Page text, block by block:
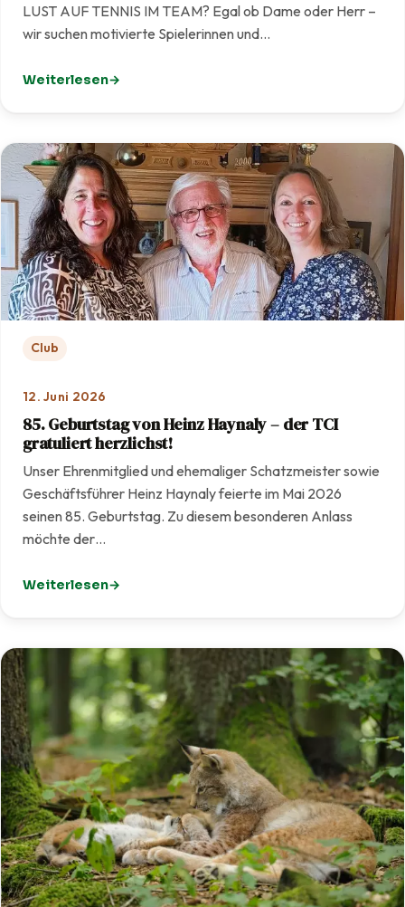
LUST AUF TENNIS IM TEAM? Egal ob Dame oder Herr –
wir suchen motivierte Spielerinnen und…
Weiterlesen
: 🎾 BTV MIXED-RUNDE SOMMER 2026 🎾
Club
12. Juni 2026
85. Geburtstag von Heinz Haynaly – der TCI
gratuliert herzlichst!
Unser Ehrenmitglied und ehemaliger Schatzmeister sowie
Geschäftsführer Heinz Haynaly feierte im Mai 2026
seinen 85. Geburtstag. Zu diesem besonderen Anlass
möchte der…
Weiterlesen
: 85. Geburtstag von Heinz Haynaly – der TCI gratuliert